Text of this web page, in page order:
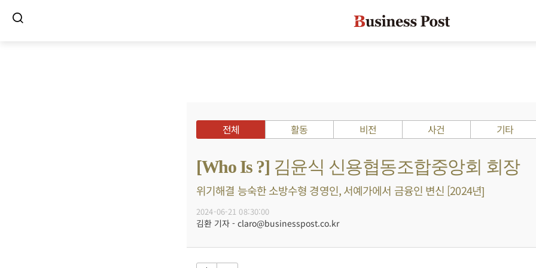
전체 활동 비전 사건 기타
[Who Is ?] 김윤식 신용협동조합중앙회 회장
위기해결 능숙한 소방수형 경영인, 서예가에서 금융인 변신 [2024년]
2024-06-21 08:30:00
김환 기자 - claro@businesspost.co.kr